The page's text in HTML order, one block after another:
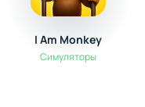
I Am Monkey
Симуляторы